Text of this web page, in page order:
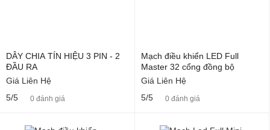
DÂY CHIA TÍN HIỆU 3 PIN - 2
ĐẦU RA
Giá Liên Hệ
5/5
0 đánh giá
Mạch điều khiển LED Full
Master 32 cổng đồng bộ
Giá Liên Hệ
5/5
0 đánh giá